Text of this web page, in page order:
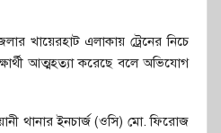
খায়েরহাট এলাকায় ট্রেনের নিচে
আত্মহত্যা করেছে বলে অভিযোগ
থানার ইনচার্জ (ওসি) মো. ফিরোজ